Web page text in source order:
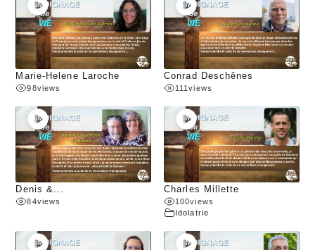
Marie-Helene Laroche
98views
Conrad Deschênes
111views
Denis &...
84views
Charles Millette
100views
Idolatrie